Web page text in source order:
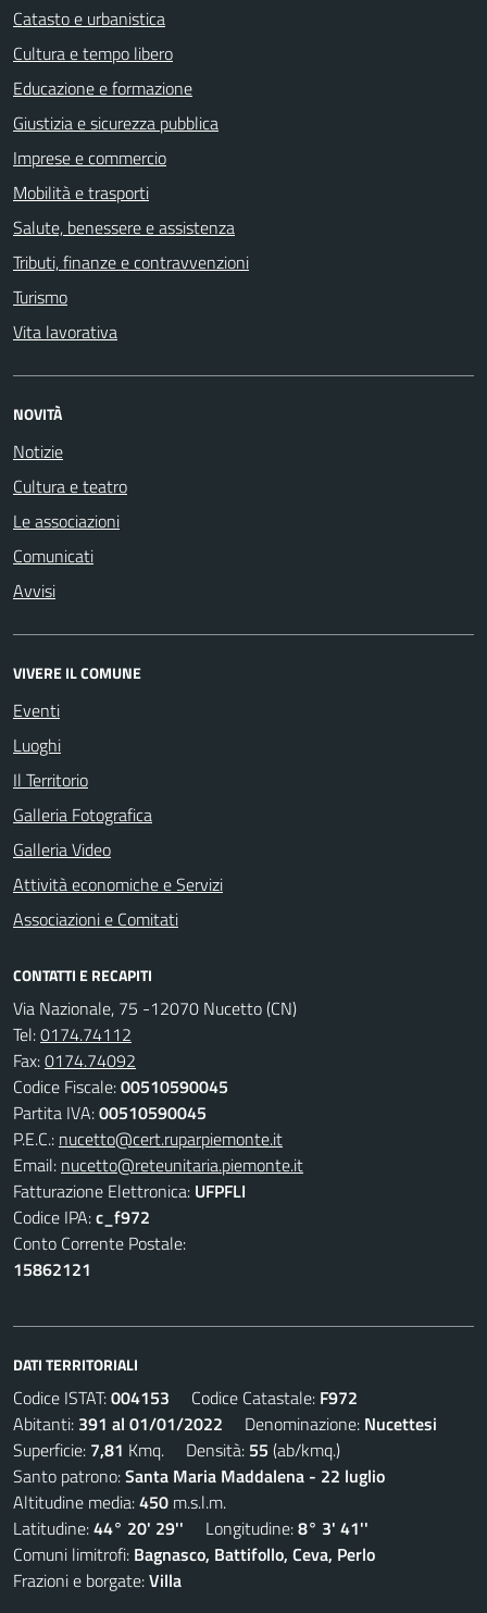
Catasto e urbanistica
Cultura e tempo libero
Educazione e formazione
Giustizia e sicurezza pubblica
Imprese e commercio
Mobilità e trasporti
Salute, benessere e assistenza
Tributi, finanze e contravvenzioni
Turismo
Vita lavorativa
NOVITÀ
Notizie
Cultura e teatro
Le associazioni
Comunicati
Avvisi
VIVERE IL COMUNE
Eventi
Luoghi
Il Territorio
Galleria Fotografica
Galleria Video
Attività economiche e Servizi
Associazioni e Comitati
CONTATTI E RECAPITI
Via Nazionale, 75 -12070 Nucetto (CN)
Tel:0174.74112
Fax:0174.74092
Codice Fiscale:00510590045
Partita IVA:00510590045
P.E.C.: nucetto@cert.ruparpiemonte.it
Email: nucetto@reteunitaria.piemonte.it
Fatturazione Elettronica: UFPFLI
Codice IPA:c_f972
Conto Corrente Postale:
15862121
DATI TERRITORIALI
Codice ISTAT:004153 Codice Catastale: F972
Abitanti: 391 al 01/01/2022 Denominazione: Nucettesi
Superficie: 7,81 Kmq. Densità: 55 (ab/kmq.)
Santo patrono:Santa Maria Maddalena - 22 luglio
Altitudine media:450 m.s.l.m.
Latitudine:44° 20' 29'' Longitudine:8° 3' 41''
Comuni limitrofi: Bagnasco, Battifollo, Ceva, Perlo
Frazioni e borgate:Villa